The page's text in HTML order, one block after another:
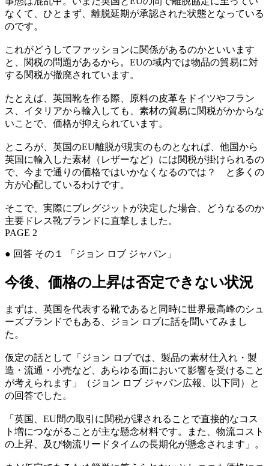
なくて、ひとまず、離脱延期が承認された状態となっている
のです。
これがどうしてファッションに関係があるのかといいます
と、関税の問題があるから。EUの域内では物品の貿易に対
する関税が撤廃されています。
たとえば、英国靴を作る際、原料の皮革をドイツやフラン
ス、イタリアから輸入しても、素材の貿易に関税がかからな
いことで、価格が抑えられています。
ところが、英国のEU離脱が現実のものとなれば、他国から
英国に輸入した素材（レザーなど）には関税が掛けられるの
で、今まで通りの価格ではいかなくなるのでは？ と多くの
方が心配しているわけです。
そこで、実際にブレグジットが決定した場合、どうなるのか
主要ドレス靴ブランドに直撃しました。
PAGE 2
● 回答 その１ 「ジョン ロブ ジャパン」
今後、価格の上昇は否定できない状況
まずは、英国を代表する靴であると同時に世界最高峰のシュ
ーズブランドでもある、ジョン ロブに話を聞いてみまし
た。
仮定の話として「ジョン ロブでは、製品の素材仕入れ・製
造・流通・小売など、あらゆる面において影響を受けること
が考えられます」（ジョン ロブ ジャパン広報、以下同）と
の回答でした。
「英国、EU間の取引に関税が課されることで直接的なコス
ト増につながることが主な懸念材料です。また、物流コスト
の上昇、及び物流リードタイムの長期化が懸念されます」。